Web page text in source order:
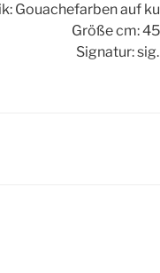
Gouachefarben auf
Größe cm:
Signatur: